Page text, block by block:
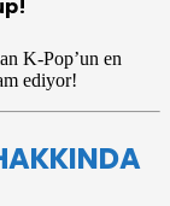
K-Pop’un en
ediyor!